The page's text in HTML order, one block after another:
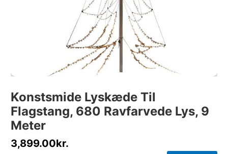
Konstsmide Lyskæde Til
Flagstang, 680 Ravfarvede Lys, 9
Meter
3,899.00kr.